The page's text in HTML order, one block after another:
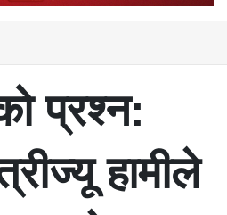
प्रश्न:
हामीले